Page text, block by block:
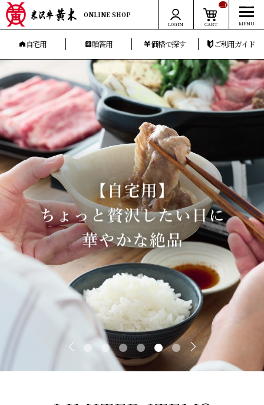
ONLINE SHOP
LOGIN CART
__ITM_CNT__
自宅用 贈答用 価格で探す ご利用ガイド